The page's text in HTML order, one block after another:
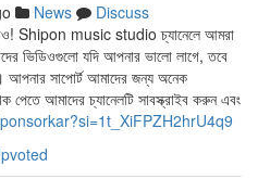
News
Discuss
Shipon music studio চ্যানেলে আমরা
ভিডিওগুলো যদি আপনার ভালো লাগে, তবে
আপনার সাপোর্ট আমাদের জন্য অনেক
আমাদের চ্যানেলটি সাবস্ক্রাইব করুন এবং